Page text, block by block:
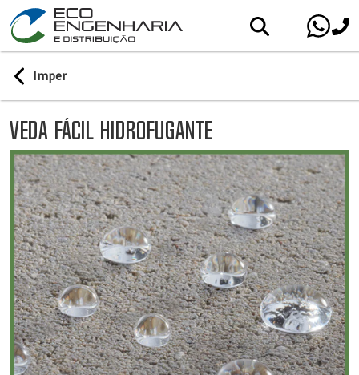
Imper
Veda Fácil Hidrofugante